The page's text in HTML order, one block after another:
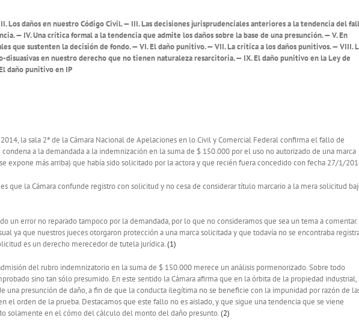
Los daños en nuestro Código Civil. — III. Las decisiones jurisprudenciales anteriores a la tendencia del
— IV. Una crítica formal a la tendencia que admite los daños sobre la base de una presunción. — V. En
que sustenten la decisión de fondo. — VI. El daño punitivo. — VII. La crítica a los daños punitivos. — VIII.
en nuestro derecho que no tienen naturaleza resarcitoria. — IX. El daño punitivo en la Ley de
daño punitivo en IP
la sala 2ª de la Cámara Nacional de Apelaciones en lo Civil y Comercial Federal confirma el fallo de
a la demandada a la indemnización en la suma de $ 150.000 por el uso no autorizado de una marca
expone más arriba) que había sido solicitado por la actora y que recién fuera concedido con fecha 27/1/
que la Cámara confunde registro con solicitud y no cesa de considerar título marcario a la mera solicitud
un error no reparado tampoco por la demandada, por lo que no consideramos que sea un tema a comentar.
ya que nuestros jueces otorgaron protección a una marca solicitada y que todavía no se encontraba
es un derecho merecedor de tutela jurídica.(1)
del rubro indemnizatorio en la suma de $ 150.000 merece un análisis pormenorizado. Sobre todo
sino tan sólo presumido. En este sentido la Cámara afirma que en la órbita de la propiedad industrial,
una presunción de daño, a fin de que la conducta ilegítima no se beneficie con la impunidad por razón de
el orden de la prueba. Destacamos que este fallo no es aislado, y que sigue una tendencia que se viene
solamente en el cómo del cálculo del monto del daño presunto.(2)